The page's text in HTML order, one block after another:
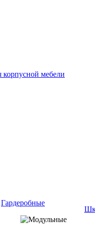
Гардеробные